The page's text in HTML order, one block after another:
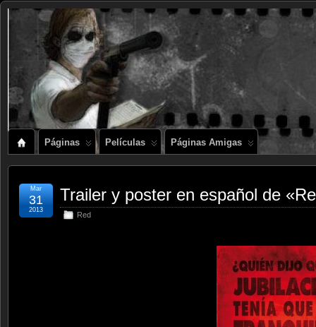
Páginas Películas Páginas Amigas
Trailer y poster en español de
Red
Mar
31
2013